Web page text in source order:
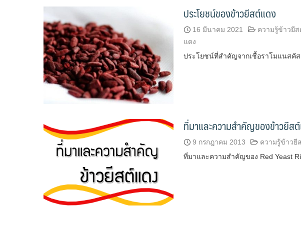
ประโยชน์ของข้าวยีสต์แดง
16 มีนาคม 2021 ความรู้ข้าวยีส
แดง
ประโยชน์ที่สำคัญจากเชื้อราโมแนสคั
ที่มาและความสำคัญของข้าวยีส
9 กรกฎาคม 2013 ความรู้ข้าวยี
ที่มาและความสำคัญของ Red Yeast